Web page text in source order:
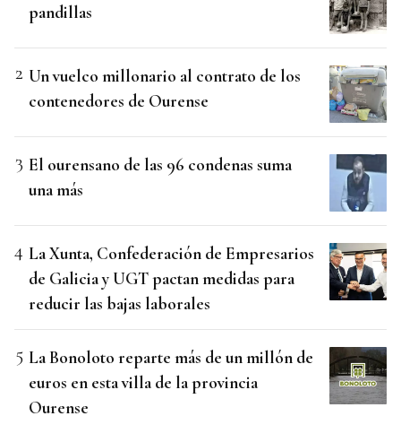
pandillas
Un vuelco millonario al contrato de los
contenedores de Ourense
El ourensano de las 96 condenas suma
una más
La Xunta, Confederación de Empresarios
de Galicia y UGT pactan medidas para
reducir las bajas laborales
La Bonoloto reparte más de un millón de
euros en esta villa de la provincia
Ourense